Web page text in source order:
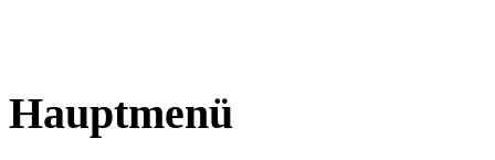
Hauptmenü